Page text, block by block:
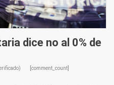
dice no al 0% de
[comment_count]